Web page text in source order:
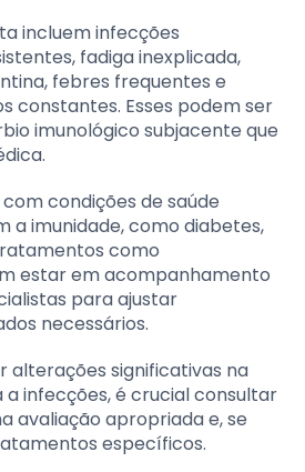
incluem infecções
fadiga inexplicada,
febres frequentes e
constantes. Esses podem ser
imunológico subjacente que
condições de saúde
a imunidade, como diabetes,
como
estar em acompanhamento
para ajustar
necessários.
alterações significativas na
a infecções, é crucial consultar
avaliação apropriada e, se
específicos.